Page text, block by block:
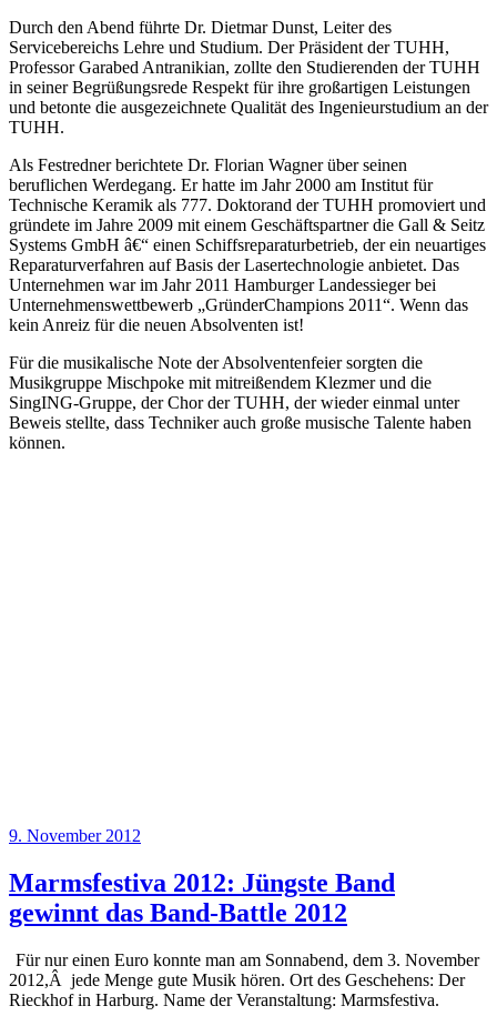
Durch den Abend führte Dr. Dietmar Dunst, Leiter des
Servicebereichs Lehre und Studium. Der Präsident der TUHH,
Professor Garabed Antranikian, zollte den Studierenden der TUHH
in seiner Begrüßungsrede Respekt für ihre großartigen Leistungen
und betonte die ausgezeichnete Qualität des Ingenieurstudium an der
TUHH.
Als Festredner berichtete Dr. Florian Wagner über seinen
beruflichen Werdegang. Er hatte im Jahr 2000 am Institut für
Technische Keramik als 777. Doktorand der TUHH promoviert und
gründete im Jahre 2009 mit einem Geschäftspartner die Gall & Seitz
Systems GmbH â€“ einen Schiffsreparaturbetrieb, der ein neuartiges
Reparaturverfahren auf Basis der Lasertechnologie anbietet. Das
Unternehmen war im Jahr 2011 Hamburger Landessieger bei
Unternehmenswettbewerb „GründerChampions 2011“. Wenn das
kein Anreiz für die neuen Absolventen ist!
Für die musikalische Note der Absolventenfeier sorgten die
Musikgruppe Mischpoke mit mitreißendem Klezmer und die
SingING-Gruppe, der Chor der TUHH, der wieder einmal unter
Beweis stellte, dass Techniker auch große musische Talente haben
können.
Veröffentlicht
9. November 2012
Marmsfestiva 2012: Jüngste Band
gewinnt das Band-Battle 2012
Für nur einen Euro konnte man am Sonnabend, dem 3. November
2012,Â jede Menge gute Musik hören. Ort des Geschehens: Der
Rieckhof in Harburg. Name der Veranstaltung: Marmsfestiva.